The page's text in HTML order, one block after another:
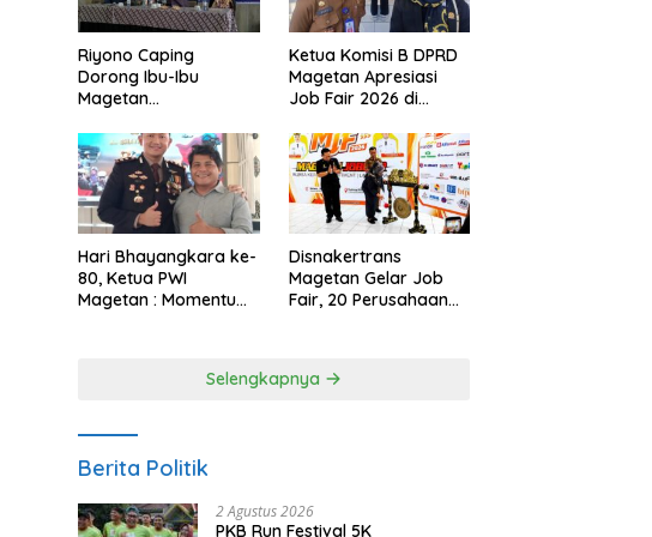
Riyono Caping
Dorong Ibu-Ibu
Magetan
Ikan, Perkuat Budaya
Gemar Makan Ikan
Ketua Komisi B DPRD
Magetan Apresiasi
Job Fair 2026 di
Anggaran
Hari Bhayangkara ke-
80, Ketua PWI
Magetan : Momentum
Disnakertrans
Magetan Gelar Job
Fair, 20 Perusahaan
Selengkapnya
Berita Politik
2 Agustus 2026
PKB Run Festival 5K